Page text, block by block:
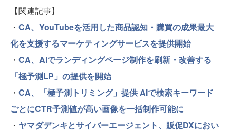
【関連記事】
・ CA、YouTubeを活用した商品認知・購買の成果最大
化を支援するマーケティングサービスを提供開始
・ CA、AIでランディングページ制作を刷新・改善する
「極予測LP」の提供を開始
・ CA、「極予測トリミング」提供 AIで検索キーワード
ごとにCTR予測値が高い画像を一括制作可能に
・ ヤマダデンキとサイバーエージェント、販促DXにおい